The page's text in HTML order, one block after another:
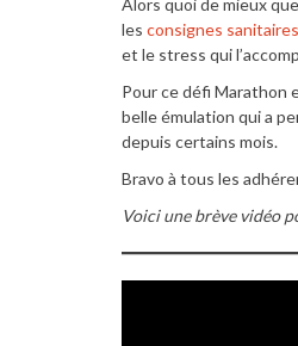
les consignes
et le stress qui
Pour ce défi Marathon
belle émulation qui a
depuis certains mois.
Bravo à tous les
Voici une brève vidéo